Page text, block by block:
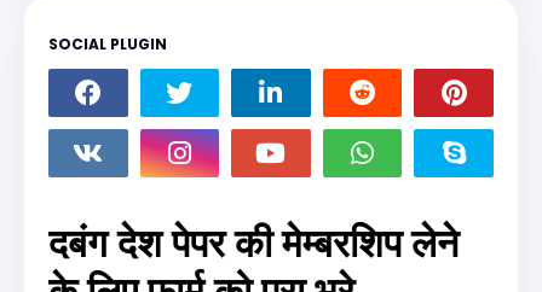
SOCIAL PLUGIN